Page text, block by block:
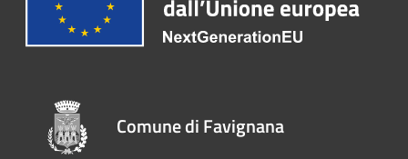
Comune di Favignana